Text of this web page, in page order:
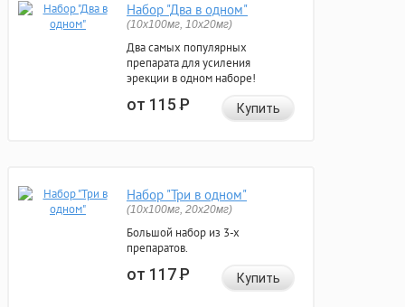
Набор "Два в одном"
(10x100мг, 10x20мг)
Два самых популярных
препарата для усиления
эрекции в одном наборе!
от 115Р Купить
Набор "Три в одном"
(10x100мг, 20x20мг)
Большой набор из 3-х
препаратов.
от 117Р Купить